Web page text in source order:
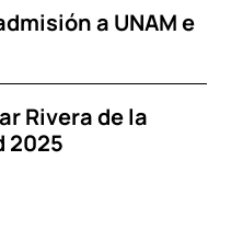
a UNAM e
Rivera de la
2025